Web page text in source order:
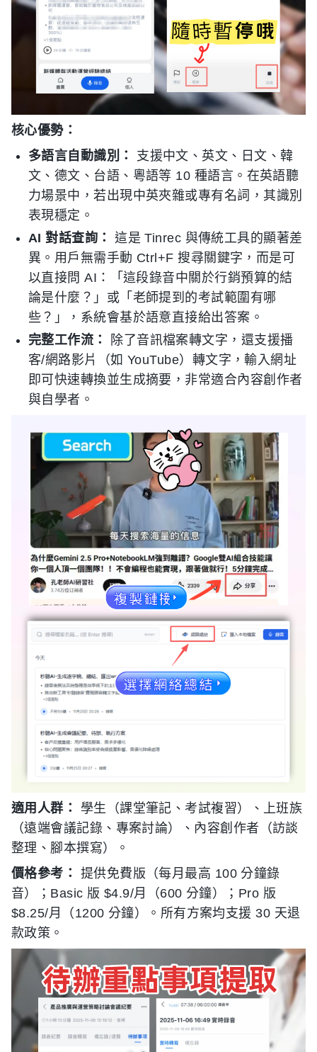
核心優勢：
多語言自動識別：
支援中文、英文、日文、韓
文、德文、台語、粵語等 10 種語言。在英語聽
力場景中，若出現中英夾雜或專有名詞，其識別
表現穩定。
AI 對話查詢：
這是 Tinrec 與傳統工具的顯著差
異。用戶無需手動 Ctrl+F 搜尋關鍵字，而是可
以直接問 AI：「這段錄音中關於行銷預算的結
論是什麼？」或「老師提到的考試範圍有哪
些？」，系統會基於語意直接給出答案。
完整工作流：
除了音訊檔案轉文字，還支援播
客/網路影片（如 YouTube）轉文字，輸入網址
即可快速轉換並生成摘要，非常適合內容創作者
與自學者。
適用人群：
學生（課堂筆記、考試複習）、上班族
（遠端會議記錄、專案討論）、內容創作者（訪談
整理、腳本撰寫）。
價格參考：
提供免費版（每月最高 100 分鐘錄
音）；Basic 版 $4.9/月（600 分鐘）；Pro 版
$8.25/月（1200 分鐘）。所有方案均支援 30 天退
款政策。